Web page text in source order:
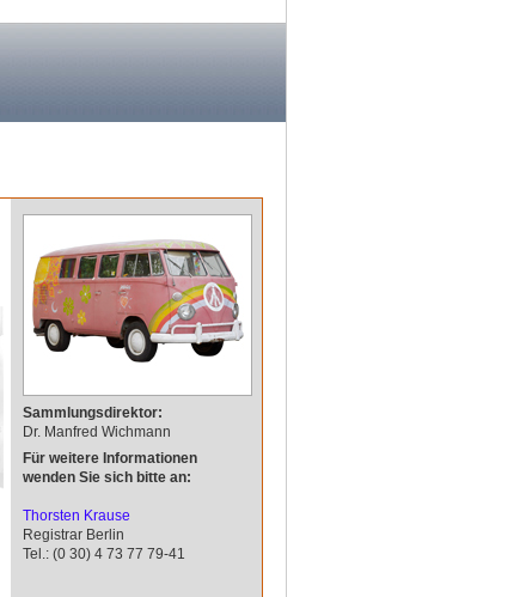
Sammlungsdirektor:
Dr. Manfred Wichmann
Für weitere Informationen
wenden Sie sich bitte an:
Thorsten Krause
Registrar Berlin
Tel.: (0 30) 4 73 77 79-41